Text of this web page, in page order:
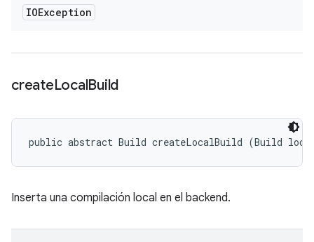
IOException
createLocalBuild
public abstract Build createLocalBuild (Build
Inserta una compilación local en el backend.